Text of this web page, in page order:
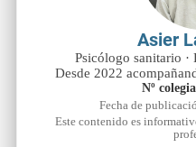
Asier
Psicólogo sanitario ·
Desde 2022
Nº
Fecha de
Este contenido es